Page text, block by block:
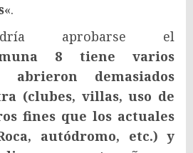
«.
aprobarse el
8 tiene varios
abrieron demasiados
(clubes, villas, uso de
fines que los actuales
autódromo, etc.) y